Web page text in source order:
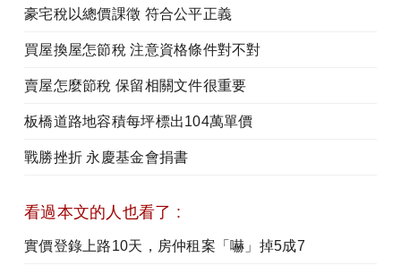
豪宅稅以總價課徵 符合公平正義
買屋換屋怎節稅 注意資格條件對不對
賣屋怎麼節稅 保留相關文件很重要
板橋道路地容積每坪標出104萬單價
戰勝挫折 永慶基金會捐書
看過本文的人也看了 :
實價登錄上路10天，房仲租案「嚇」掉5成7